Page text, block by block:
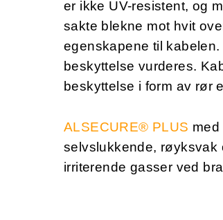
er ikke UV-resistent, og
sakte blekne mot hvit
egenskapene til
beskyttelse vurderes.
beskyttelse i form av rør
ALSECURE® PLUS med
selvslukkende, røyksvak
irriterende gasser ved